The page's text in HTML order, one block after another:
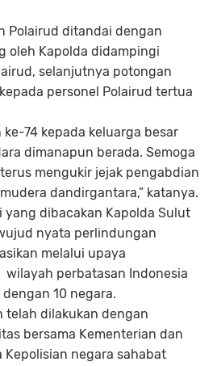
Polairud ditandai dengan
oleh Kapolda didampingi
selanjutnya potongan
personel Polairud tertua
74 kepada keluarga besar
dimanapun berada. Semoga
mengukir jejak pengabdian
dandirgantara,” katanya.
yang dibacakan Kapolda Sulut
nyata perlindungan
melalui upaya
perbatasan Indonesia
10 negara.
telah dilakukan dengan
bersama Kementerian dan
Kepolisian negara sahabat